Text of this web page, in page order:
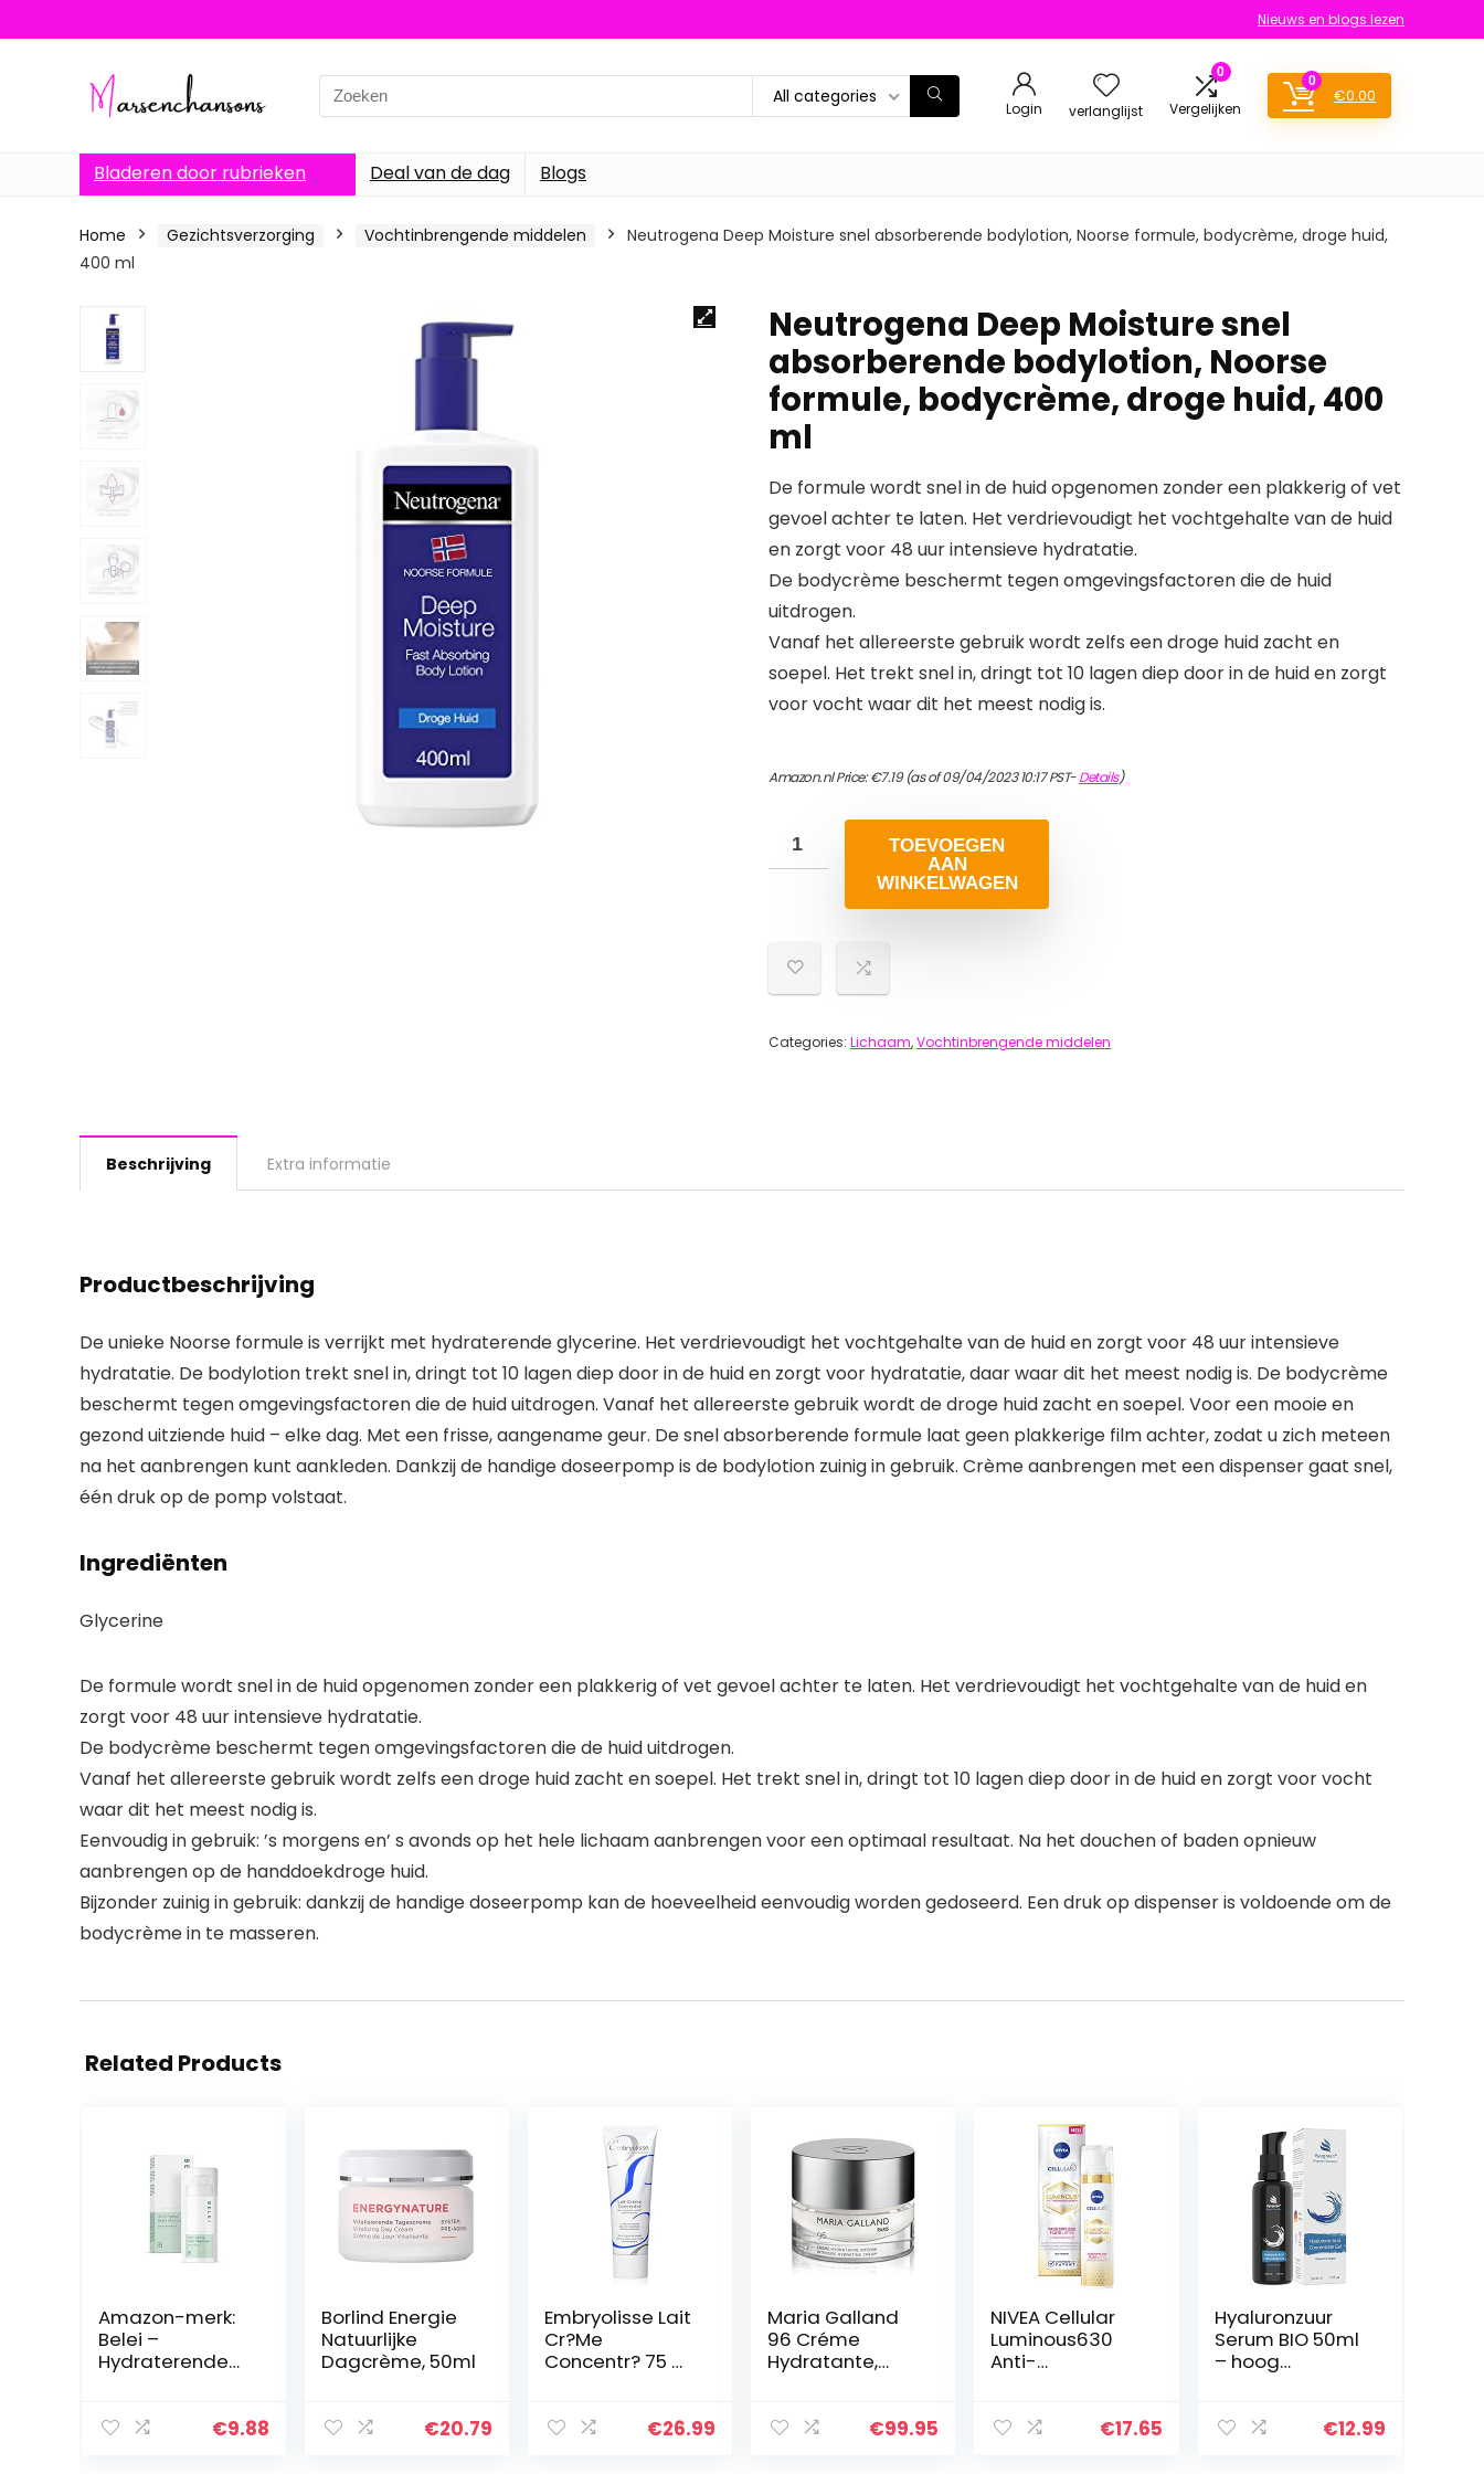
Nieuws en blogs lezen
Search
for:
All categories
Login verlanglijst
0
Vergelijken
0
€0.00
Bladeren door rubrieken Deal van de dag Blogs
Home Gezichtsverzorging Vochtinbrengende middelen
Neutrogena Deep Moisture snel absorberende bodylotion, Noorse formule, bodycrème, droge huid,
400 ml
Neutrogena Deep Moisture snel
absorberende bodylotion, Noorse
formule, bodycrème, droge huid, 400
ml
De formule wordt snel in de huid opgenomen zonder een plakkerig of vet
gevoel achter te laten. Het verdrievoudigt het vochtgehalte van de huid
en zorgt voor 48 uur intensieve hydratatie.
De bodycrème beschermt tegen omgevingsfactoren die de huid
uitdrogen.
Vanaf het allereerste gebruik wordt zelfs een droge huid zacht en
soepel. Het trekt snel in, dringt tot 10 lagen diep door in de huid en zorgt
voor vocht waar dit het meest nodig is.
Amazon.nl Price:€7.19(as of 09/04/2023 10:17 PST-Details)
TOEVOEGEN
AAN
WINKELWAGEN
Categories: Lichaam,Vochtinbrengende middelen
Beschrijving Extra informatie
Productbeschrijving
De unieke Noorse formule is verrijkt met hydraterende glycerine. Het verdrievoudigt het vochtgehalte van de huid en zorgt voor 48 uur intensieve
hydratatie. De bodylotion trekt snel in, dringt tot 10 lagen diep door in de huid en zorgt voor hydratatie, daar waar dit het meest nodig is. De bodycrème
beschermt tegen omgevingsfactoren die de huid uitdrogen. Vanaf het allereerste gebruik wordt de droge huid zacht en soepel. Voor een mooie en
gezond uitziende huid – elke dag. Met een frisse, aangename geur. De snel absorberende formule laat geen plakkerige film achter, zodat u zich meteen
na het aanbrengen kunt aankleden. Dankzij de handige doseerpomp is de bodylotion zuinig in gebruik. Crème aanbrengen met een dispenser gaat snel,
één druk op de pomp volstaat.
Ingrediënten
Glycerine
De formule wordt snel in de huid opgenomen zonder een plakkerig of vet gevoel achter te laten. Het verdrievoudigt het vochtgehalte van de huid en
zorgt voor 48 uur intensieve hydratatie.
De bodycrème beschermt tegen omgevingsfactoren die de huid uitdrogen.
Vanaf het allereerste gebruik wordt zelfs een droge huid zacht en soepel. Het trekt snel in, dringt tot 10 lagen diep door in de huid en zorgt voor vocht
waar dit het meest nodig is.
Eenvoudig in gebruik: ’s morgens en’ s avonds op het hele lichaam aanbrengen voor een optimaal resultaat. Na het douchen of baden opnieuw
aanbrengen op de handdoekdroge huid.
Bijzonder zuinig in gebruik: dankzij de handige doseerpomp kan de hoeveelheid eenvoudig worden gedoseerd. Een druk op dispenser is voldoende om de
bodycrème in te masseren.
Related Products
Amazon-merk:
Belei –
Hydraterende
voor de
€9.88
Borlind Energie
Natuurlijke
Dagcrème, 50ml
€20.79
Embryolisse Lait
Cr?Me
Concentr? 75 ml,
€26.99
Maria Galland
96 Créme
Hydratante,
de
€99.95
NIVEA Cellular
Luminous630
Anti-
ml),
€17.65
Hyaluronzuur
Serum BIO 50ml
– hoog
veganistisch –
€12.99